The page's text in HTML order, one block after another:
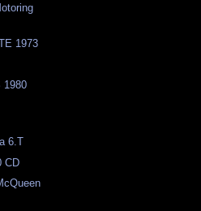
1973
1980
6.T
CD